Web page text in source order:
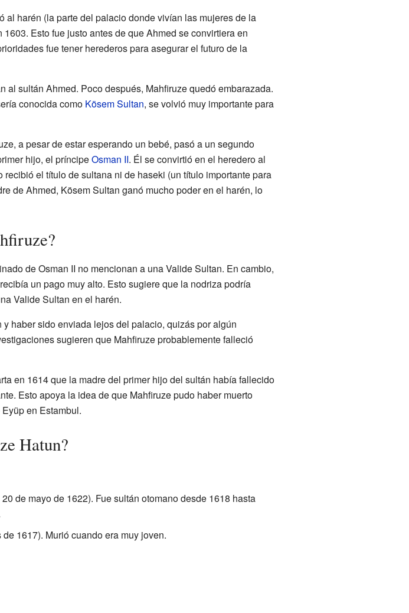
al harén (la parte del palacio donde vivían las mujeres de la
1603. Esto fue justo antes de que Ahmed se convirtiera en
fue tener herederos para asegurar el futuro de la
sultán Ahmed. Poco después, Mahfiruze quedó embarazada.
conocida como Kösem Sultan, se volvió muy importante para
a pesar de estar esperando un bebé, pasó a un segundo
hijo, el príncipeOsman II. Él se convirtió en el heredero al
el título de sultana ni de haseki (un título importante para
de Ahmed, Kösem Sultan ganó mucho poder en el harén, lo
de Osman II no mencionan a una Valide Sultan. En cambio,
un pago muy alto. Esto sugiere que la nodriza podría
Valide Sultan en el harén.
haber sido enviada lejos del palacio, quizás por algún
sugieren que Mahfiruze probablemente falleció
en 1614 que la madre del primer hijo del sultán había fallecido
Esto apoya la idea de que Mahfiruze pudo haber muerto
en Estambul.
Hatun?
de mayo de 1622). Fue sultán otomano desde 1618 hasta
1617). Murió cuando era muy joven.